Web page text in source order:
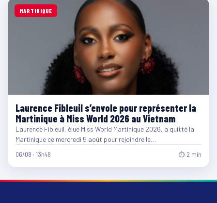
MARTINIQUE
Laurence Fibleuil s’envole pour représenter la
Martinique à Miss World 2026 au Vietnam
Laurence Fibleuil, élue Miss World Martinique 2026, a quitté la
Martinique ce mercredi 5 août pour rejoindre le…
06/08 · 13h48 ⏱ 2 min